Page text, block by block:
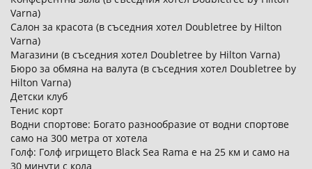
Varna)
Салон за красота (в съседния хотел Doubletree by Hilton
Varna)
Магазини (в съседния хотел Doubletree by Hilton Varna)
Бюро за обмяна на валута (в съседния хотел Doubletree by
Hilton Varna)
Детски клуб
Тенис корт
Водни спортове: Богато разнообразие от водни спортове
само на 300 метра от хотела
Голф: Голф игрището Black Sea Rama е на 25 км и само на
30 минути с кола